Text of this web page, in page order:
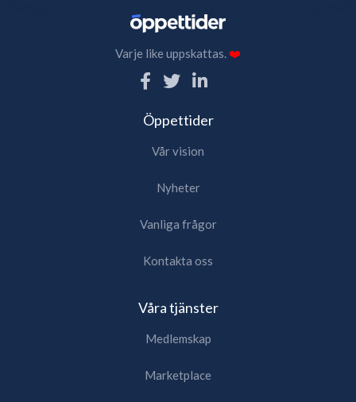
Varje like uppskattas.❤️
Öppettider
Vår vision
Nyheter
Vanliga frågor
Kontakta oss
Våra tjänster
Medlemskap
Marketplace